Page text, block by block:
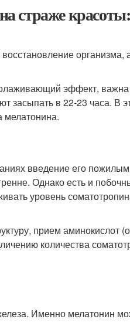
страже
эффект, важна
засыпать в 22-23 часа. В
мелатонина.
введение его
Однако есть и
уровень
прием аминокислот
количества
Именно мелатонин